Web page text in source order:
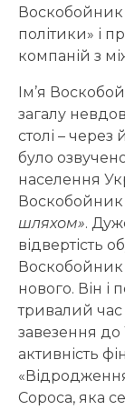
Воскобойник
політики» і
компаній з
Ім’я
загалу
столі – через
було
населення
Воскобойник
шляхом».
відвертість
Воскобойник
нового. Він і
тривалий
завезення до
активність
Сороса, яка